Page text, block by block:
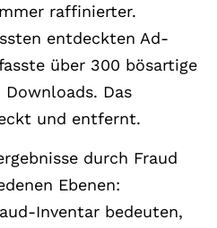
raffinierter.
entdeckten Ad-
über 300 bösartige
Das
und entfernt.
durch Fraud
Ebenen:
Inventar bedeuten,